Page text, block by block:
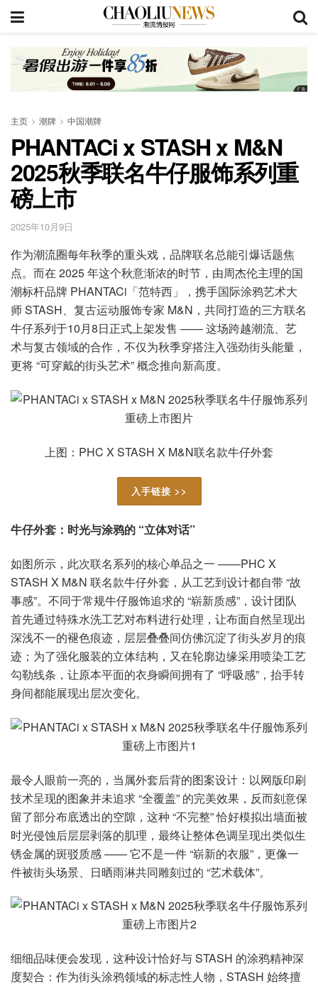
主页 潮牌 中国潮牌
PHANTACi x STASH x M&N
2025秋季联名牛仔服饰系列重
磅上市
2025年10月9日
作为潮流圈每年秋季的重头戏，品牌联名总能引爆话题焦
点。而在 2025 年这个秋意渐浓的时节，由周杰伦主理的国
潮标杆品牌 PHANTACi「范特西」，携手国际涂鸦艺术大
师 STASH、复古运动服饰专家 M&N，共同打造的三方联名
牛仔系列于10月8日正式上架发售 —— 这场跨越潮流、艺
术与复古领域的合作，不仅为秋季穿搭注入强劲街头能量，
更将 “可穿戴的街头艺术” 概念推向新高度。
上图：PHC X STASH X M&N联名款牛仔外套
入手链接 >>
牛仔外套：时光与涂鸦的 “立体对话”
如图所示，此次联名系列的核心单品之一 ——PHC X
STASH X M&N 联名款牛仔外套，从工艺到设计都自带 “故
事感”。不同于常规牛仔服饰追求的 “崭新质感”，设计团队
首先通过特殊水洗工艺对布料进行处理，让布面自然呈现出
深浅不一的褪色痕迹，层层叠叠间仿佛沉淀了街头岁月的痕
迹；为了强化服装的立体结构，又在轮廓边缘采用喷染工艺
勾勒线条，让原本平面的衣身瞬间拥有了 “呼吸感”，抬手转
身间都能展现出层次变化。
最令人眼前一亮的，当属外套后背的图案设计：以网版印刷
技术呈现的图象并未追求 “全覆盖” 的完美效果，反而刻意保
留了部分布底透出的空隙，这种 “不完整” 恰好模拟出墙面被
时光侵蚀后层层剥落的肌理，最终让整体色调呈现出类似生
锈金属的斑驳质感 —— 它不是一件 “崭新的衣服”，更像一
件被街头场景、日晒雨淋共同雕刻过的 “艺术载体”。
细细品味便会发现，这种设计恰好与 STASH 的涂鸦精神深
度契合：作为街头涂鸦领域的标志性人物，STASH 始终擅